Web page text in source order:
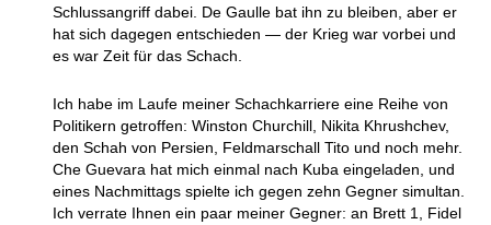
Schlussangriff dabei. De Gaulle bat ihn zu bleiben, aber er
hat sich dagegen entschieden — der Krieg war vorbei und
es war Zeit für das Schach.
Ich habe im Laufe meiner Schachkarriere eine Reihe von
Politikern getroffen: Winston Churchill, Nikita Khrushchev,
den Schah von Persien, Feldmarschall Tito und noch mehr.
Che Guevara hat mich einmal nach Kuba eingeladen, und
eines Nachmittags spielte ich gegen zehn Gegner simultan.
Ich verrate Ihnen ein paar meiner Gegner: an Brett 1, Fidel